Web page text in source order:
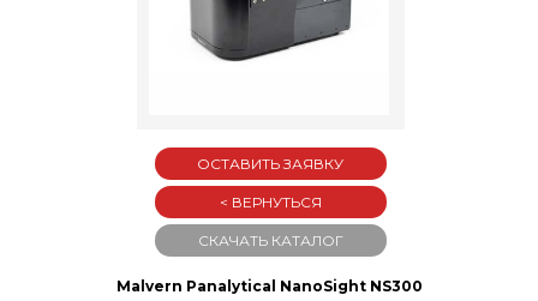
Malvern Panalytical NanoSight NS300
< ВЕРНУТЬСЯ
ОСТАВИТЬ ЗАЯВКУ
СКАЧАТЬ КАТАЛОГ